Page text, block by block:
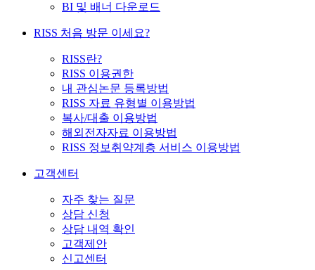
BI 및 배너 다운로드
RISS 처음 방문 이세요?
RISS란?
RISS 이용권한
내 관심논문 등록방법
RISS 자료 유형별 이용방법
복사/대출 이용방법
해외전자자료 이용방법
RISS 정보취약계층 서비스 이용방법
고객센터
자주 찾는 질문
상담 신청
상담 내역 확인
고객제안
신고센터